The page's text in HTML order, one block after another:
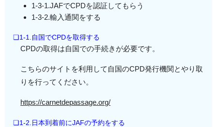
1-3-1.JAFでCPDを認証してもらう
1-3-2.輸入通関をする
❏1-1.自国でCPDを取得する
CPDの取得は自国での手続きが必要です。
こちらのサイトを利用して自国のCPD発行機関とやり取
りを行ってください。
https://carnetdepassage.org/
❏1-2.日本到着前にJAFの予約をする